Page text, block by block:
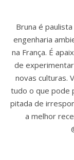
Bruna é
engenharia
na França. É
de
novas culturas.
tudo o que pode
pitada de
a melhor